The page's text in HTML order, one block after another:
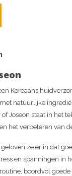
Koreaans
natuurlijke
Joseon staat in het
het verbeteren van
ze er in dat
en spanningen in
boordvol